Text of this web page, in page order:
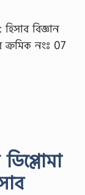
বিজ্ঞান
ক্রমিক নংঃ 07